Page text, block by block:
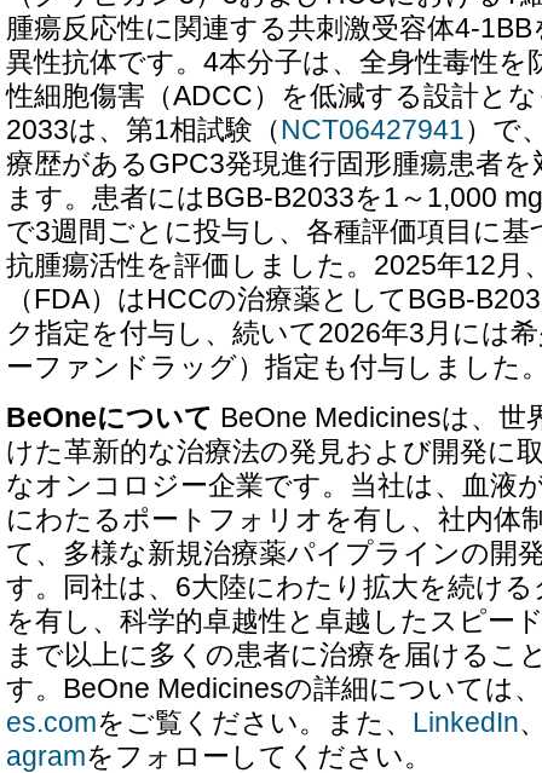
腫瘍反応性に関連する共刺激受容体4-
異性抗体です。4本分子は、全身性毒性を
性細胞傷害（ADCC）を低減する設計と
2033は、第1相試験（NCT06427941）で
療歴があるGPC3発現進行固形腫瘍患者
ます。患者にはBGB-B2033を1～1,000
で3週間ごとに投与し、各種評価項目に
抗腫瘍活性を評価しました。2025年12月
（FDA）はHCCの治療薬としてBGB-
ク指定を付与し、続いて2026年3月には
ーファンドラッグ）指定も付与しました
BeOneについて BeOne Medicinesは、世
けた革新的な治療法の発見および開発に
なオンコロジー企業です。当社は、血液
にわたるポートフォリオを有し、社内体
て、多様な新規治療薬パイプラインの開
す。同社は、6大陸にわたり拡大を続け
を有し、科学的卓越性と卓越したスピー
まで以上に多くの患者に治療を届けるこ
す。BeOne Medicinesの詳細については、
es.comをご覧ください。また、 LinkedIn
agramをフォローしてください。